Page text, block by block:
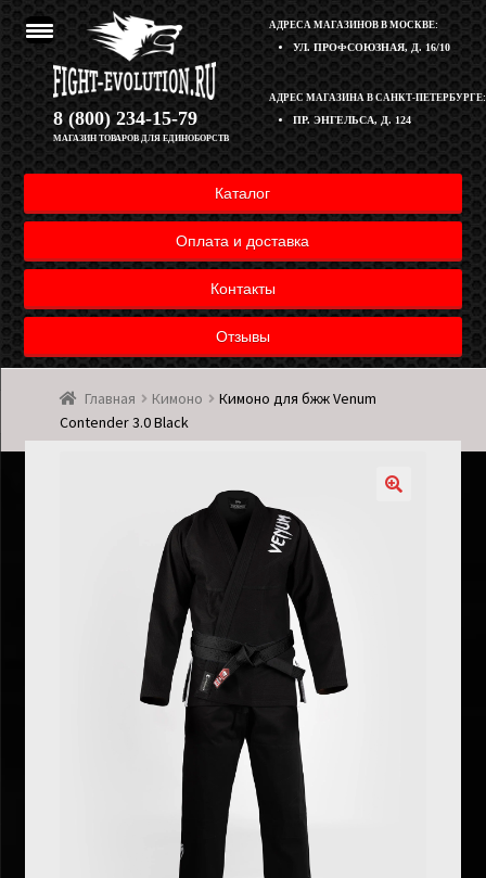
АДРЕСА МАГАЗИНОВ В МОСКВЕ:
УЛ. ПРОФСОЮЗНАЯ, Д. 16/10
АДРЕС МАГАЗИНА В САНКТ-ПЕТЕРБУРГЕ:
ПР. ЭНГЕЛЬСА, Д. 124
8 (800) 234-15-79
МАГАЗИН ТОВАРОВ ДЛЯ ЕДИНОБОРСТВ
Каталог
Оплата и доставка
Контакты
Отзывы
Перейти
к
навигации
Перейти
к
содержимому
Корзина
Полезная информация
Оплата и доставка товара
Мой аккаунт
Главная Кимоно
Кимоно для бжж Venum
Contender 3.0 Black